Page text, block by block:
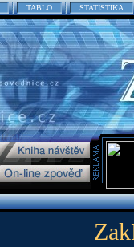
TABLO STATISTIKA